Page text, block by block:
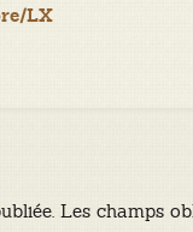
LX
Les champs